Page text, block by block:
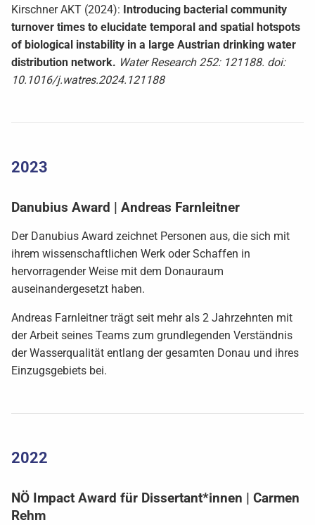
Kirschner AKT (2024): Introducing bacterial community
turnover times to elucidate temporal and spatial hotspots
of biological instability in a large Austrian drinking water
distribution network. Water Research 252: 121188. doi:
10.1016/j.watres.2024.121188
2023
Danubius Award | Andreas Farnleitner
Der Danubius Award zeichnet Personen aus, die sich mit
ihrem wissenschaftlichen Werk oder Schaffen in
hervorragender Weise mit dem Donauraum
auseinandergesetzt haben.
Andreas Farnleitner trägt seit mehr als 2 Jahrzehnten mit
der Arbeit seines Teams zum grundlegenden Verständnis
der Wasserqualität entlang der gesamten Donau und ihres
Einzugsgebiets bei.
2022
NÖ Impact Award für Dissertant*innen | Carmen
Rehm